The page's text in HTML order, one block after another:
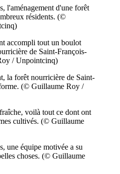
l'aménagement d'une forêt
résidents. (©
accompli tout un boulot
de Saint-François-
/ Unpointcinq)
la forêt nourricière de Saint-
(© Guillaume Roy /
voilà tout ce dont ont
cultivés. (© Guillaume
une équipe motivée a su
choses. (© Guillaume